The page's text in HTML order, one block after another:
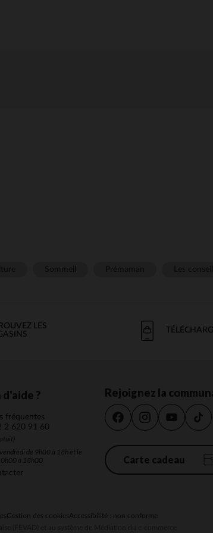
LES
?
fréquentes
2 620 91 60
de 9h00 à 18h et le
à 18h00
Rejoignez la
Carte cadeau
Gestion des cookiesAccessibilité : non conforme